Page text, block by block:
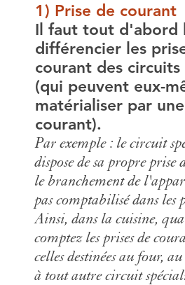
1) Prise de courant
Il faut tout d'abord
différencier les
courant des circuits
(qui peuvent eux-
matérialiser par
courant).
Par exemple : le circuit
dispose de sa propre
le branchement de
pas comptabilisé dans les
Ainsi, dans la cuisine,
comptez les prises de
celles destinées au four,
à tout autre circuit